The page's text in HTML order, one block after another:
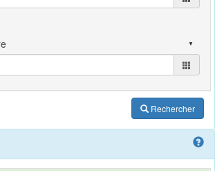
Rechercher